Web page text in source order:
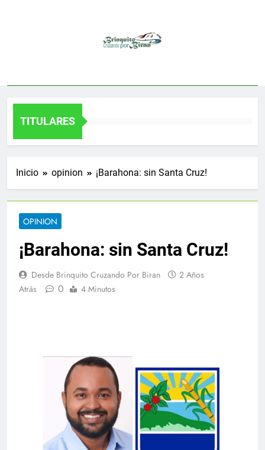
TITULARES
Inicio opinion ¡Barahona: sin Santa Cruz!
OPINION
¡Barahona: sin Santa Cruz!
Desde Brinquito Cruzando Por Biran
2 Años
Atrás
0 4 Minutos